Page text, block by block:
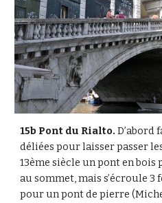
15b Pont du Rialto. D’abord
déliées pour laisser passer
13ème siècle un pont en
au sommet, mais s’écroule 3
pour un pont de pierre